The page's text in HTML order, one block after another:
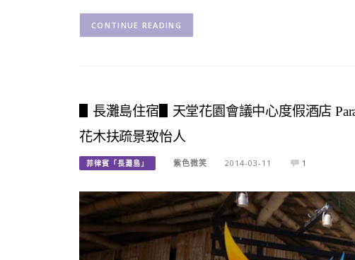
CONTINUE READING
▋長灘島住宿▋天堂花園會議中心度假酒店
花木扶疏景致怡人
菲律賓「長灘島」 紫色微笑 2014-03-11 1